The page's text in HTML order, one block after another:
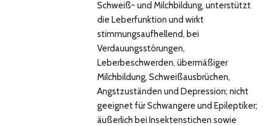
Schweiß- und Milchbildung, unterstützt
die Leberfunktion und wirkt
stimmungsaufhellend, bei
Verdauungsstörungen,
Leberbeschwerden, übermäßiger
Milchbildung, Schweißausbrüchen,
Angstzuständen und Depression; nicht
geeignet für Schwangere und Epileptiker;
äußerlich bei Insektenstichen sowie